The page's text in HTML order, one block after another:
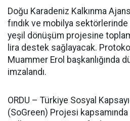
Doğu Karadeniz Kalkınma
fındık ve mobilya
yeşil dönüşüm projesine
lira destek sağlayacak.
Muammer Erol başkanlığında
imzalandı.
ORDU – Türkiye Sosyal
(SoGreen) Projesi